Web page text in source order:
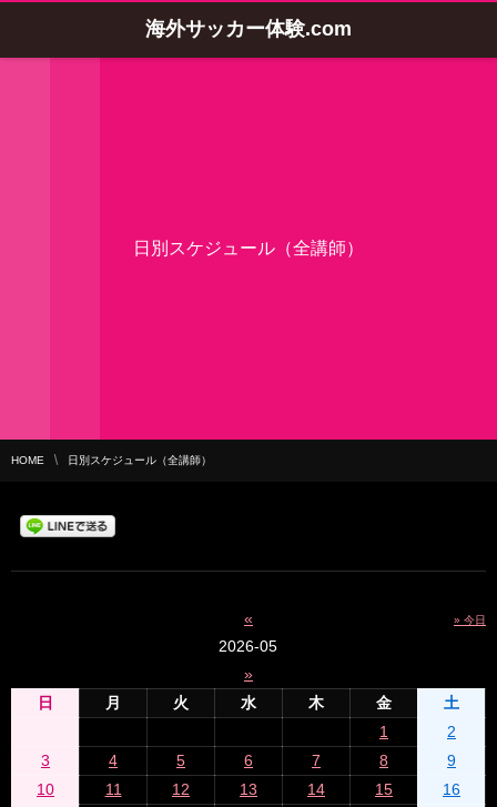
海外サッカー体験.com
日別スケジュール（全講師）
HOME 日別スケジュール（全講師）
«
2026-05
»
» 今日
日 月 火 水 木 金
土
1
2
3
4 5 6 7 8
9
10
11 12 13 14 15
16